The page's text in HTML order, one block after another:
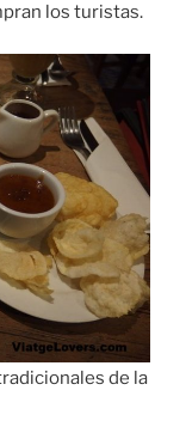
los turistas.
de la